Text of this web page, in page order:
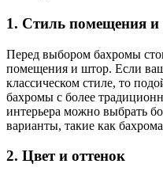
1. Стиль помещения
Перед выбором бахромы
помещения и штор. Если
классическом стиле, то
бахромы с более
интерьера можно выбрать
варианты, такие как
2. Цвет и оттенок